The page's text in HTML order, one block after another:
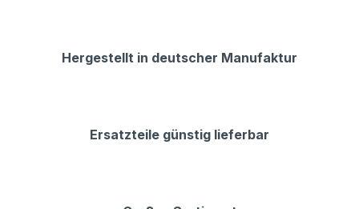
Hergestellt in deutscher Manufaktur
Ersatzteile günstig lieferbar